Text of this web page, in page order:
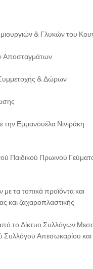
& Γλυκών του
Αποσταγμάτων
& Δώρων
Εμμανουέλα Νινιράκη
Παιδικού Πρωινού
τα τοπικά προϊόντα και
και ζαχαροπλαστικής
το Δίκτυο Συλλόγων
Συλλόγου Απεσωκαρίου